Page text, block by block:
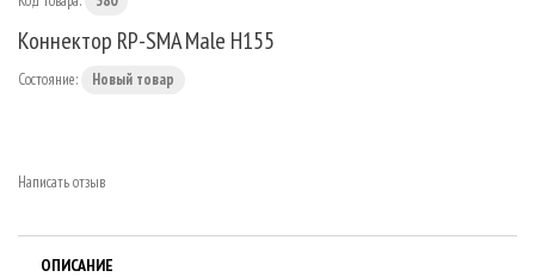
Коннектор RP-SMA Male H155
Состояние: Новый товар
Написать отзыв
ОПИСАНИЕ